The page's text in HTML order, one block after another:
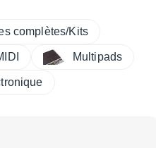
complètes/Kits
Multipads